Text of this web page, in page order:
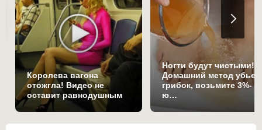
Королева вагона
отожгла! Видео не
оставит равнодушным
Ногти будут чистыми!
Домашний метод убьет
грибок, возьмите 3%-
ю…